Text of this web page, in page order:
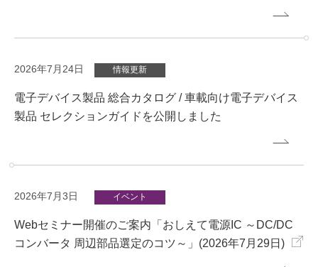
2026年7月24日 情報更新
電子デバイス製品 総合カタログ / 車載向け電子デバイス
製品 セレクションガイドを公開しました
2026年7月3日 イベント
Webセミナー開催のご案内「おしえて電源IC ～DC/DC
コンバータ 周辺部品選定のコツ～」(2026年7月29日)